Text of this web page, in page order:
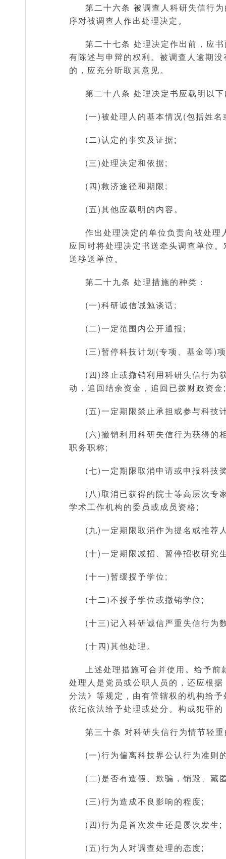
第二十六条 被调查人科研失信行
序对被调查人作出处理决定。
第二十七条 处理决定作出前，应
有陈述与申辩的权利。被调查人逾期
的，应充分听取其意见。
第二十八条 处理决定书应载明以
(一)被处理人的基本情况(包括姓
(二)认定的事实及证据;
(三)处理决定和依据;
(四)救济途径和期限;
(五)其他应载明的内容。
作出处理决定的单位负责向被处
应同时将处理决定书送牵头调查单位
送移送单位。
第二十九条 处理措施的种类：
(一)科研诚信诫勉谈话;
(二)一定范围内公开通报;
(三)暂停科技计划(专项、基金等)
(四)终止或撤销利用科研失信行为
动，追回结余资金，追回已拨财政资金;
(五)一定期限禁止承担或参与科技
(六)撤销利用科研失信行为获得的
职务职称;
(七)一定期限取消申请或申报科技
(八)取消已获得的院士等高层次专
学术工作机构的委员或成员资格;
(九)一定期限取消作为提名或推荐
(十)一定期限减招、暂停招收研究
(十一)暂缓授予学位;
(十二)不授予学位或撤销学位;
(十三)记入科研诚信严重失信行为
(十四)其他处理。
上述处理措施可合并使用。给予
处理人是党员或公职人员的，还应根
分法》等规定，由有管辖权的机构给
依纪依法给予处理或处分。构成犯罪
第三十条 对科研失信行为情节轻
(一)行为偏离科技界公认行为准则
(二)是否有造假、欺骗，销毁、藏
(三)行为造成不良影响的程度;
(四)行为是首次发生还是屡次发生;
(五)行为人对调查处理的态度;